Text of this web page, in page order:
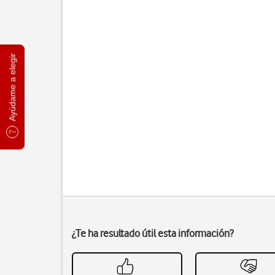
Ayúdame a elegir
¿Te ha resultado útil esta información?